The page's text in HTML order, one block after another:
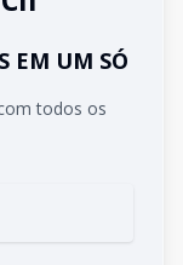
EM UM SÓ
todos os